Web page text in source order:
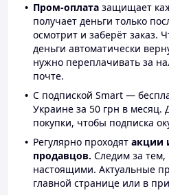
Пром-оплата защищает
получает деньги только
осмотрит и заберёт заказ.
деньги автоматически
нужно переплачивать за
почте.
С подпиской Smart —
Украине за 50 грн в месяц.
покупки, чтобы подписка
Регулярно проходят акции
продавцов. Следим за
настоящими. Актуальные
главной странице или в